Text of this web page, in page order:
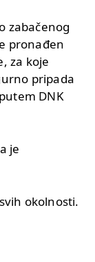
zabačenog
pronađen
za koje
pripada
DNK
je
okolnosti.